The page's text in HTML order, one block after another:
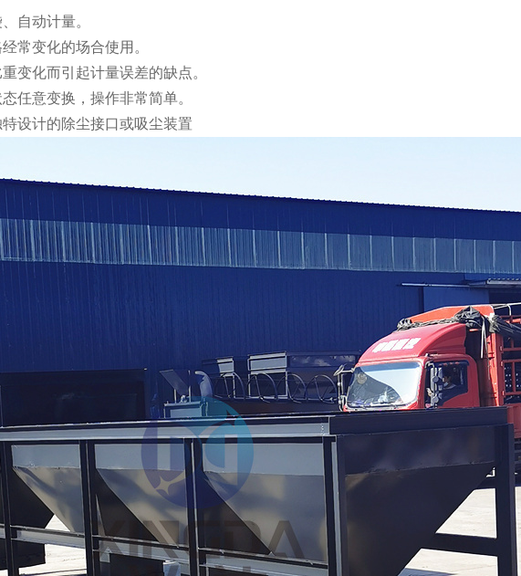
自动计量。
常变化的场合使用。
变化而引起计量误差的缺点。
任意变换，操作非常简单。
设计的除尘接口或吸尘装置